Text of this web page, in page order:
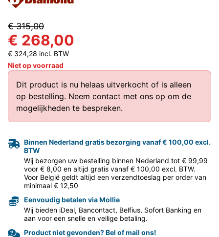
€ 315,00
€ 268,00
€ 324,28 incl. BTW
Niet op voorraad
Dit product is nu helaas uitverkocht of is alleen
op bestelling. Neem contact met ons op om de
mogelijkheden te bespreken.
Binnen Nederland gratis bezorging vanaf € 100,00 excl.
BTW
Wij bezorgen uw bestelling binnen Nederland tot € 99,99
voor € 8,00 en altijd gratis vanaf € 100,00 excl. BTW.
Voor België geldt altijd een verzendtoeslag per order van
minimaal € 12,50
Eenvoudig betalen via Mollie
Wij bieden iDeal, Bancontact, Belfius, Sofort Banking en
aan voor een snelle en veilige betaling.
Product niet gevonden? Bel of mail ons!